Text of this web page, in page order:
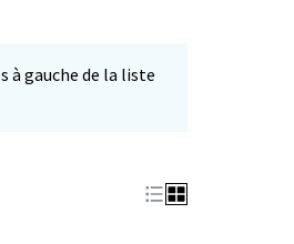
à gauche de la liste